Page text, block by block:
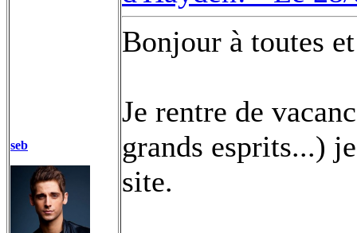
seb
Bonjour à toutes
Je rentre de
grands esprits...)
site.